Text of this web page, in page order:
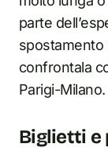
parte
spostamento
confrontala
Parigi-Milano.
Biglietti e